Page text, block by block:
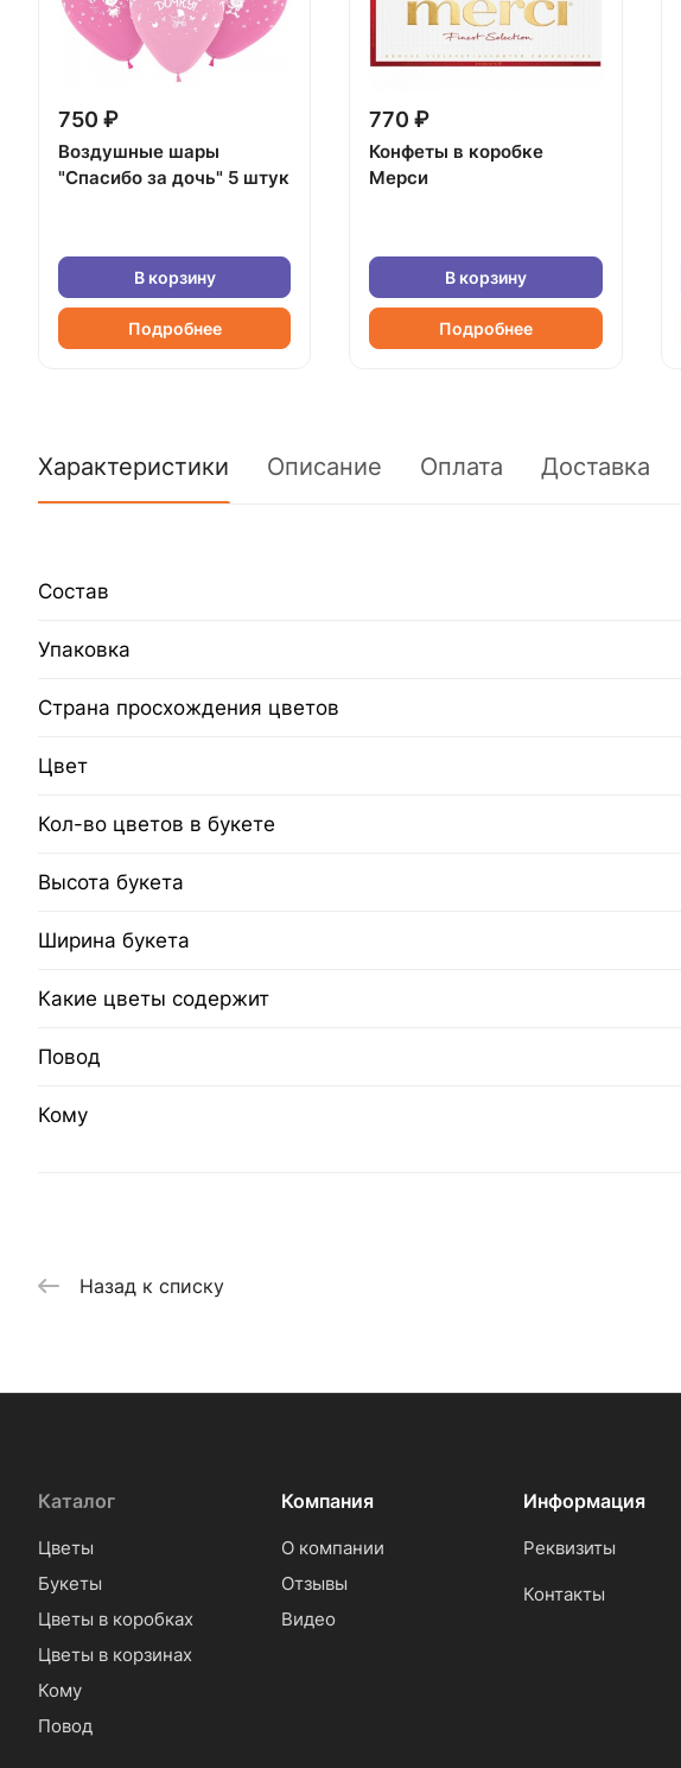
750 ₽
Воздушные шары
"Спасибо за дочь" 5 штук
В корзину
Подробнее
770 ₽
Конфеты в коробке
Мерси
В корзину
Подробнее
Характеристики Описание Оплата Доставка
Состав
Упаковка
Страна просхождения цветов
Цвет
Кол-во цветов в букете
Высота букета
Ширина букета
Какие цветы содержит
Повод
Кому
Назад к списку
Каталог
Цветы
Букеты
Цветы в коробках
Цветы в корзинах
Кому
Повод
Компания
О компании
Отзывы
Видео
Информация
Реквизиты
Контакты